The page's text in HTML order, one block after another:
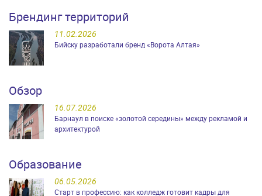
Брендинг территорий
11.02.2026
Бийску разработали бренд «Ворота Алтая»
Обзор
16.07.2026
Барнаул в поиске «золотой середины» между рекламой и
архитектурой
Образование
06.05.2026
Старт в профессию: как колледж готовит кадры для